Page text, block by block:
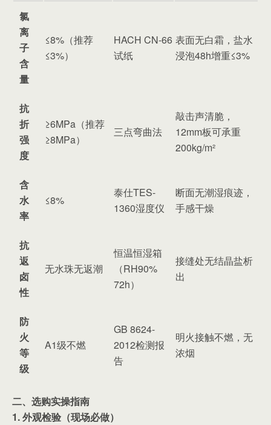
氯
离
子
含
量
≤8%（推荐
≤3%）
HACH CN-66
试纸
表面无白霜，盐水
浸泡48h增重≤3%
抗
折
强
度
≥6MPa（推荐
≥8MPa）
三点弯曲法
敲击声清脆，
12mm板可承重
200kg/m²
含
水
率
≤8%
泰仕TES-
1360湿度仪
断面无潮湿痕迹，
手感干燥
抗
返
卤
性
无水珠无返潮
恒温恒湿箱
（RH90%
72h）
接缝处无结晶盐析
出
防
火
等
级
A1级不燃
GB 8624-
2012检测报
告
明火接触不燃，无
浓烟
二、选购实操指南
1. 外观检验（现场必做）